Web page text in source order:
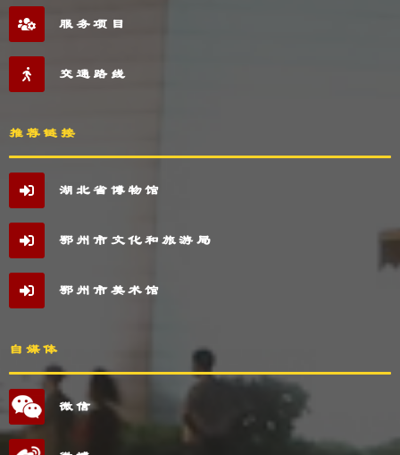
服务项目
交通路线
推荐链接
湖北省博物馆
鄂州市文化和旅游局
鄂州市美术馆
自媒体
微信